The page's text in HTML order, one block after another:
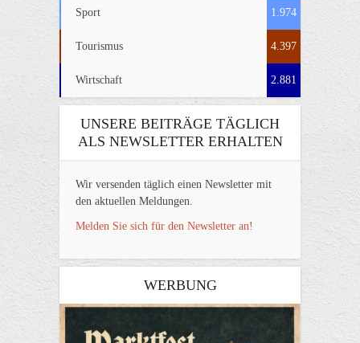
Sport 1.974
Tourismus 4.397
Wirtschaft 2.881
UNSERE BEITRÄGE TÄGLICH
ALS NEWSLETTER ERHALTEN
Wir versenden täglich einen Newsletter mit
den aktuellen Meldungen.
Melden Sie sich für den Newsletter an!
WERBUNG